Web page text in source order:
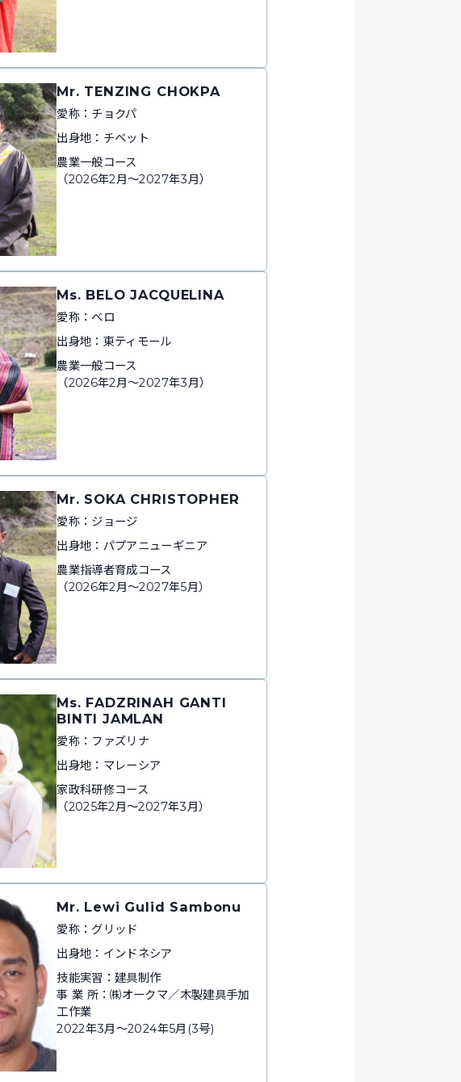
Mr. TENZING CHOKPA
愛称：チョクパ
出身地：チベット
農業一般コース
（2026年2月～2027年3月）
Ms. BELO JACQUELINA
愛称：ベロ
出身地：東ティモール
農業一般コース
（2026年2月～2027年3月）
Mr. SOKA CHRISTOPHER
愛称：ジョージ
出身地：パプアニューギニア
農業指導者育成コース
（2026年2月～2027年5月）
Ms. FADZRINAH GANTI
BINTI JAMLAN
愛称：ファズリナ
出身地：マレーシア
家政科研修コース
（2025年2月～2027年3月）
Mr. Lewi Gulid Sambonu
愛称：グリッド
出身地：インドネシア
技能実習：建具制作
事 業 所：㈱オークマ／木製建具手加
工作業
2022年3月～2024年5月(3号)